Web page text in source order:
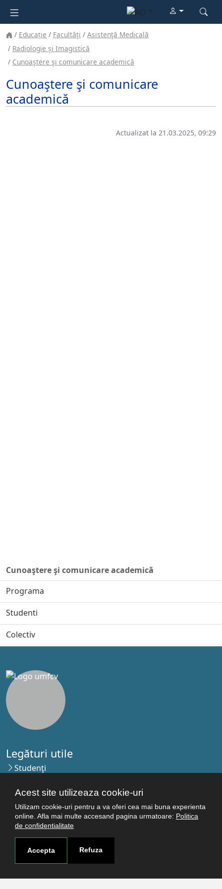
Acest site utilizeaza cookie-uri
Utilizam cookie-uri pentru a va oferi cea mai buna experienta
online. Afla mai multe accesand pagina urmatoare: Politica
de confidentialitate
Accepta Refuza
Educație Facultăţi
Asistenţă Medicală
Radiologie și Imagistică
Cunoaştere şi comunicare academică
Cunoaştere şi comunicare academică
Programa
Studenti
Colectiv
Cunoaştere şi comunicare
academică
Actualizat la 21.03.2025, 09:29
Legături utile
Studenţi
Cercetare
Termeni şi condiţii
Politica de confidenţialitate
Autentificare